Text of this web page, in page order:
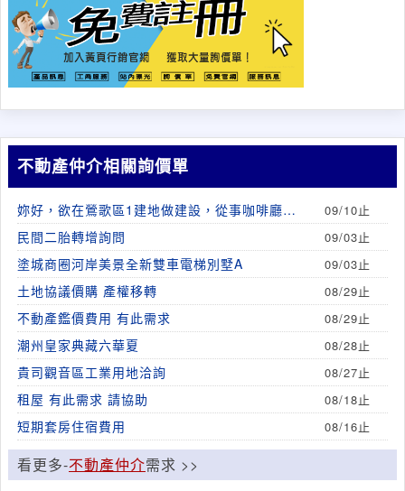
不動產仲介相關詢價單
妳好，欲在鶯歌區1建地做建設，從事咖啡廳營
業
09/10止
民間二胎轉增詢問 09/03止
塗城商圈河岸美景全新雙車電梯別墅A 09/03止
土地協議價購 產權移轉 08/29止
不動產鑑價費用 有此需求 08/29止
潮州皇家典藏六華夏 08/28止
貴司觀音區工業用地洽詢 08/27止
租屋 有此需求 請協助 08/18止
短期套房住宿費用 08/16止
看更多-不動產仲介需求 >>